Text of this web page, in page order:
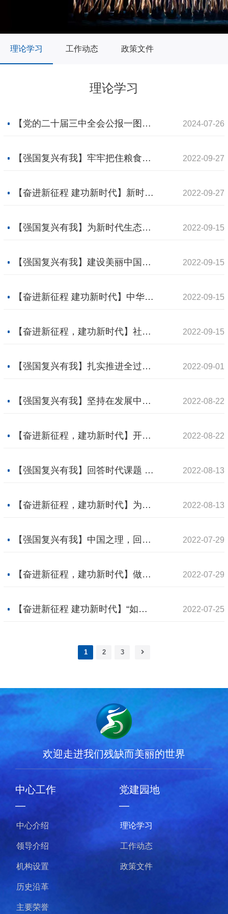
理论学习 工作动态 政策文件
理论学习
【党的二十届三中全会公报一图读懂】 2024-07-26
【强国复兴有我】牢牢把住粮食安全主动权 2022-09-27
【奋进新征程 建功新时代】新时代改革强军的伟大实践 2022-09-27
【强国复兴有我】为新时代生态文明建设注入强劲动力 2022-09-15
【强国复兴有我】建设美丽中国，天更蓝、山更绿、水更清 2022-09-15
【奋进新征程 建功新时代】中华民族精神的大厦巍然耸立 2022-09-15
【奋进新征程，建功新时代】社会建设全面加强，筑牢百姓“幸福梦” 2022-09-15
【强国复兴有我】扎实推进全过程人民民主 2022-09-01
【强国复兴有我】坚持在发展中保障和改善民生 2022-08-22
【奋进新征程，建功新时代】开辟百年大党自我革命新境界 2022-08-22
【强国复兴有我】回答时代课题 照亮复兴征程 2022-08-13
【奋进新征程，建功新时代】为党和国家兴旺发达、长治久安提供有力保证 2022-08-13
【强国复兴有我】中国之理，回答赶考路上的时代考题 2022-07-29
【奋进新征程，建功新时代】做好新时代经济工作的根本遵循 2022-07-29
【奋进新征程 建功新时代】“如果没有中华五千年文明，哪里有什么中国特色？” 2022-07-25
1 2 3
欢迎走进我们残缺而美丽的世界
中心工作
—
中心介绍
领导介绍
机构设置
历史沿革
主要荣誉
党建园地
—
理论学习
工作动态
政策文件